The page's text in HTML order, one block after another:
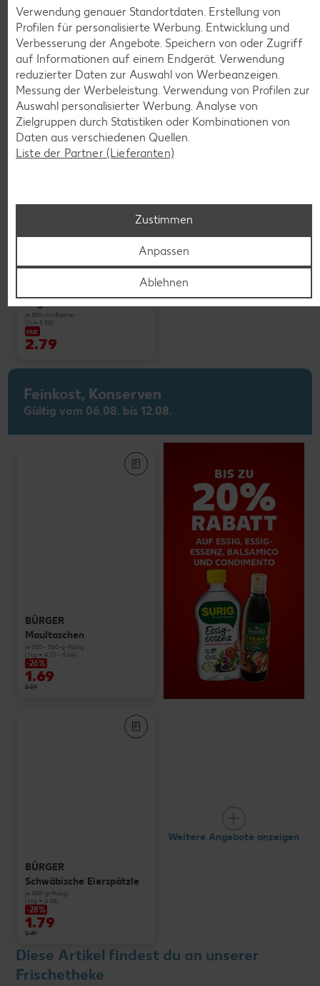
.
je 6 - 12 St. = 398 - 560-ml-Packg.
(1 l = 5.34 - 7.52)
2.99
Maxx XXL
je 8 St. = 800-ml-Großpackg.
(1 l = 3.74)
nur
2.99
je 500-ml-Becher
(1 l = 5.58)
nur
2.79
Weitere Angebote anzeigen
Feinkost, Konserven
Gültig vom 06.08. bis 12.08.
BÜRGER
Maultaschen
je 300 - 360-g-Packg.
(1 kg = 4.70 - 5.64)
-26%
1.69
2.29
BÜRGER
Schwäbische Eierspätzle
je 400-g-Packg.
(1 kg = 4.48)
-28%
1.79
2.49
Weitere Angebote anzeigen
Diese Artikel findest du an unserer
Frischetheke
Verwendung genauer Standortdaten. Erstellung von
Profilen für personalisierte Werbung. Entwicklung und
Verbesserung der Angebote. Speichern von oder Zugriff
auf Informationen auf einem Endgerät. Verwendung
reduzierter Daten zur Auswahl von Werbeanzeigen.
Messung der Werbeleistung. Verwendung von Profilen zur
Auswahl personalisierter Werbung. Analyse von
Zielgruppen durch Statistiken oder Kombinationen von
Daten aus verschiedenen Quellen.
Liste der Partner (Lieferanten)
Zustimmen
Anpassen
Ablehnen